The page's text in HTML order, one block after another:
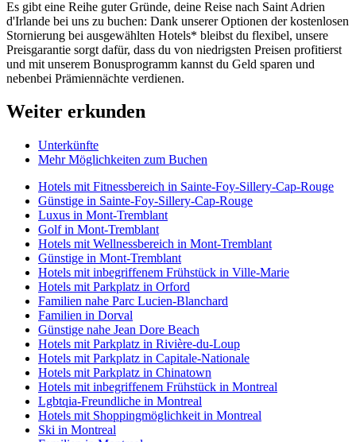
Es gibt eine Reihe guter Gründe, deine Reise nach Saint Adrien
d'Irlande bei uns zu buchen: Dank unserer Optionen der kostenlosen
Stornierung bei ausgewählten Hotels* bleibst du flexibel, unsere
Preisgarantie sorgt dafür, dass du von niedrigsten Preisen profitierst
und mit unserem Bonusprogramm kannst du Geld sparen und
nebenbei Prämiennächte verdienen.
Weiter erkunden
Unterkünfte
Mehr Möglichkeiten zum Buchen
Hotels mit Fitnessbereich in Sainte-Foy-Sillery-Cap-Rouge
Günstige in Sainte-Foy-Sillery-Cap-Rouge
Luxus in Mont-Tremblant
Golf in Mont-Tremblant
Hotels mit Wellnessbereich in Mont-Tremblant
Günstige in Mont-Tremblant
Hotels mit inbegriffenem Frühstück in Ville-Marie
Hotels mit Parkplatz in Orford
Familien nahe Parc Lucien-Blanchard
Familien in Dorval
Günstige nahe Jean Dore Beach
Hotels mit Parkplatz in Rivière-du-Loup
Hotels mit Parkplatz in Capitale-Nationale
Hotels mit Parkplatz in Chinatown
Hotels mit inbegriffenem Frühstück in Montreal
Lgbtqia-Freundliche in Montreal
Hotels mit Shoppingmöglichkeit in Montreal
Ski in Montreal